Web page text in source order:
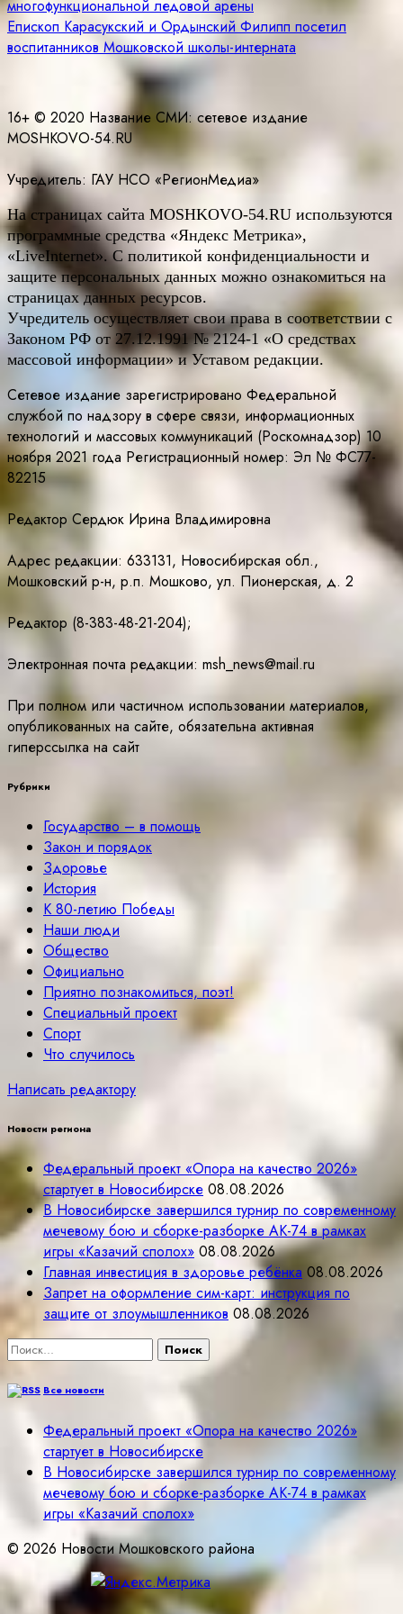
по
записям
многофункциональной ледовой арены
Епископ Карасукский и Ордынский Филипп посетил
воспитанников Мошковской школы-интерната
16+ © 2020 Название СМИ: cетевое издание
MOSHKOVO-54.RU
Учредитель: ГАУ НСО «РегионМедиа»
На страницах сайта MOSHKOVO-54.RU используются
программные средства «Яндекс Метрика»,
«LiveInternet». С политикой конфиденциальности и
защите персональных данных можно ознакомиться на
страницах данных ресурсов.
Учредитель осуществляет свои права в соответствии с
Законом РФ от 27.12.1991 № 2124-1 «О средствах
массовой информации» и Уставом редакции.
Сетевое издание зарегистрировано Федеральной
службой по надзору в сфере связи, информационных
технологий и массовых коммуникаций (Роскомнадзор) 10
ноября 2021 года Регистрационный номер: Эл № ФС77-
82215
Редактор Сердюк Ирина Владимировна
Адрес редакции: 633131, Новосибирская обл.,
Мошковский р-н, р.п. Мошково, ул. Пионерская, д. 2
Редактор (8-383-48-21-204);
Электронная почта редакции: msh_news@mail.ru
При полном или частичном использовании материалов,
опубликованных на сайте, обязательна активная
гиперссылка на сайт
Рубрики
Государство – в помощь
Закон и порядок
Здоровье
История
К 80-летию Победы
Наши люди
Общество
Официально
Приятно познакомиться, поэт!
Специальный проект
Спорт
Что случилось
Написать редактору
Новости региона
Федеральный проект «Опора на качество 2026»
стартует в Новосибирске 08.08.2026
В Новосибирске завершился турнир по современному
мечевому бою и сборке-разборке АК-74 в рамках
игры «Казачий сполох» 08.08.2026
Главная инвестиция в здоровье ребёнка 08.08.2026
Запрет на оформление сим-карт: инструкция по
защите от злоумышленников 08.08.2026
Найти:
Все новости
Федеральный проект «Опора на качество 2026»
стартует в Новосибирске
В Новосибирске завершился турнир по современному
мечевому бою и сборке-разборке АК-74 в рамках
игры «Казачий сполох»
© 2026 Новости Мошковского района